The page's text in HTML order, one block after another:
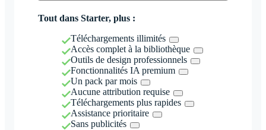
Tout dans Starter, plus :
Téléchargements illimités
Accès complet à la bibliothèque
Outils de design professionnels
Fonctionnalités IA premium
Un pack par mois
Aucune attribution requise
Téléchargements plus rapides
Assistance prioritaire
Sans publicités